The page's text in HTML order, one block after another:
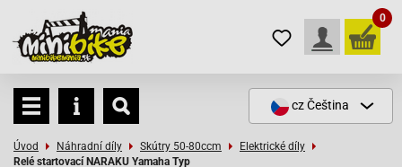
0
czČeština
Úvod Náhradní díly Skútry 50-80ccm
Elektrické díly
Relé startovací NARAKU Yamaha Typ